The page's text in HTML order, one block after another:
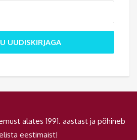
UUDISKIRJAGA
alates 1991. aastast ja põhineb
eestimaist!